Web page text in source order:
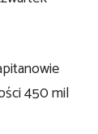
450 mil